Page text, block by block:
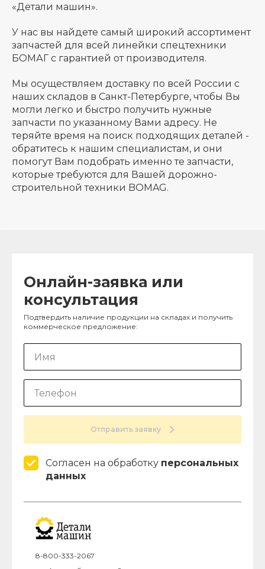
«Детали машин».
У нас вы найдете самый широкий ассортимент
запчастей для всей линейки спецтехники
БОМАГ с гарантией от производителя.
Мы осуществляем доставку по всей России с
наших складов в Санкт-Петербурге, чтобы Вы
могли легко и быстро получить нужные
запчасти по указанному Вами адресу. Не
теряйте время на поиск подходящих деталей -
обратитесь к нашим специалистам, и они
помогут Вам подобрать именно те запчасти,
которые требуются для Вашей дорожно-
строительной техники BOMAG.
Онлайн-заявка или
консультация
Подтвердить наличие продукции на складах и получить
коммерческое предложение:
Отправить заявку
Согласен на обработку персональных
данных
8-800-333-2067